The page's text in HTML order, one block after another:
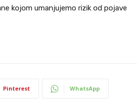
kojom umanjujemo rizik od pojave
Pinterest WhatsApp